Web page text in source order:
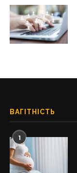
ВАГІТНІСТЬ
1